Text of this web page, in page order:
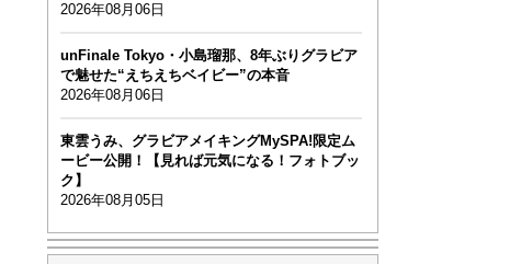
2026年08月06日
unFinale Tokyo・小島瑠那、8年ぶりグラビア
で魅せた“えちえちベイビー”の本音
2026年08月06日
東雲うみ、グラビアメイキングMySPA!限定ム
ービー公開！【見れば元気になる！フォトブッ
ク】
2026年08月05日